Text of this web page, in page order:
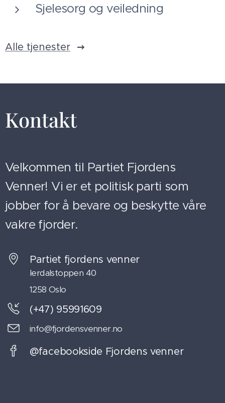
Sjelesorg og veiledning
Alle tjenester
Kontakt
Velkommen til Partiet Fjordens
Venner! Vi er et politisk parti som
jobber for å bevare og beskytte våre
vakre fjorder.
Partiet fjordens venner
lerdalstoppen 40
1258 Oslo
(+47) 95991609
info@fjordensvenner.no
@facebookside Fjordens venner